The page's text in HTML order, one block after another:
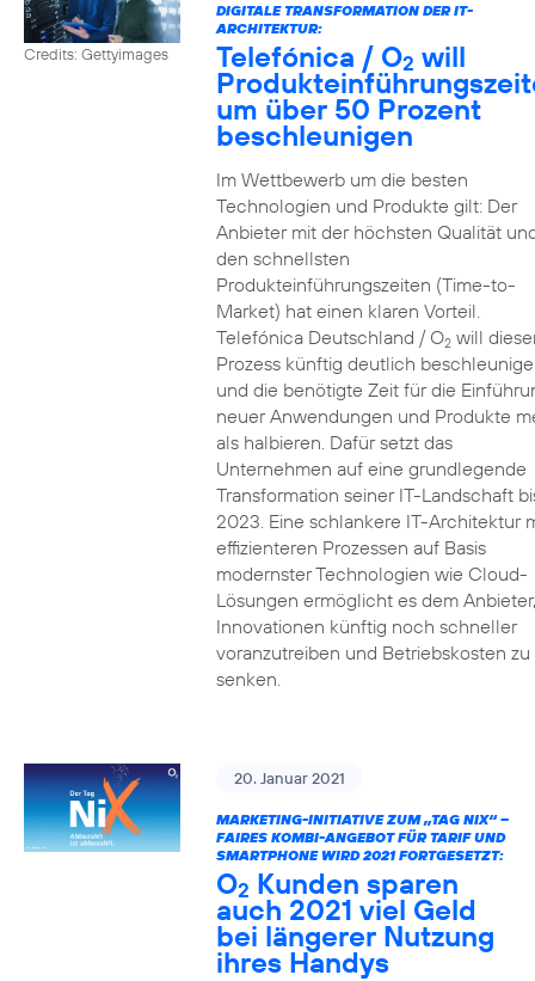
Credits: Gettyimages
DIGITALE TRANSFORMATION DER IT-
ARCHITEKTUR:
Telefónica / O2 will
um über 50 Prozent
beschleunigen
Im Wettbewerb um die besten
Technologien und Produkte gilt: Der
Anbieter mit der höchsten Qualität
den schnellsten
Produkteinführungszeiten (Time-to-
Market) hat einen klaren Vorteil.
Telefónica Deutschland / O2will
Prozess künftig deutlich
und die benötigte Zeit für die
neuer Anwendungen und Produkte
als halbieren. Dafür setzt das
Unternehmen auf eine grundlegende
Transformation seiner IT-Landschaft
2023. Eine schlankere IT-Architektur
effizienteren Prozessen auf Basis
modernster Technologien wie Cloud-
Lösungen ermöglicht es dem Anbieter,
Innovationen künftig noch schneller
voranzutreiben und Betriebskosten zu
senken.
20. Januar 2021
MARKETING-INITIATIVE ZUM „TAG NIX“ –
FAIRES KOMBI-ANGEBOT FÜR TARIF UND
SMARTPHONE WIRD 2021 FORTGESETZT:
O2 Kunden sparen
auch 2021 viel Geld
bei längerer Nutzung
ihres Handys